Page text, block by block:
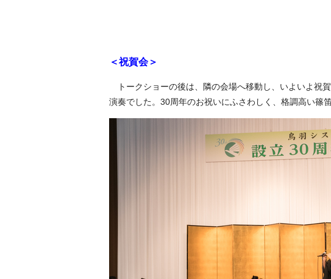
＜祝賀会＞
トークショーの後は、隣の会場へ移動し、いよいよ祝
演奏でした。30周年のお祝いにふさわしく、格調高い篠